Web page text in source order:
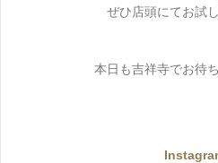
ぜひ店頭にてお試
本日も吉祥寺でお待